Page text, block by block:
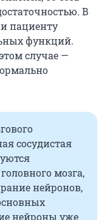
В
пациенту
функций.
случае —
сосудистая
мозга,
нейронов,
нейроны уже